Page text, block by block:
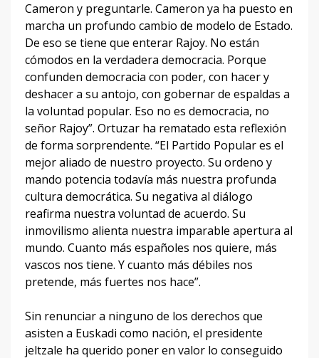
Cameron y preguntarle. Cameron ya ha puesto en
marcha un profundo cambio de modelo de Estado.
De eso se tiene que enterar Rajoy. No están
cómodos en la verdadera democracia. Porque
confunden democracia con poder, con hacer y
deshacer a su antojo, con gobernar de espaldas a
la voluntad popular. Eso no es democracia, no
señor Rajoy”. Ortuzar ha rematado esta reflexión
de forma sorprendente. “El Partido Popular es el
mejor aliado de nuestro proyecto. Su ordeno y
mando potencia todavía más nuestra profunda
cultura democrática. Su negativa al diálogo
reafirma nuestra voluntad de acuerdo. Su
inmovilismo alienta nuestra imparable apertura al
mundo. Cuanto más españoles nos quiere, más
vascos nos tiene. Y cuanto más débiles nos
pretende, más fuertes nos hace”.
Sin renunciar a ninguno de los derechos que
asisten a Euskadi como nación, el presidente
jeltzale ha querido poner en valor lo conseguido